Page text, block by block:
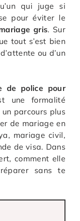
qui juge si
pour éviter le
gris. Sur
tout s’est bien
ou d’un
de police pour
une formalité
parcours plus
de mariage en
mariage civil,
de visa. Dans
comment elle
sans te